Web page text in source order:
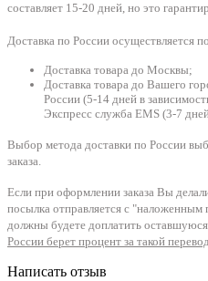
составляет 15-20 дней, но это
Доставка по России осуществляется
Доставка товара до Москвы;
Доставка товара до Вашего
России (5-14 дней в
Экспресс служба EMS (3-7
Выбор метода доставки по России
заказа.
Если при оформлении заказа Вы
посылка отправляется с
должны будете доплатить
России берет процент за такой
Написать отзыв